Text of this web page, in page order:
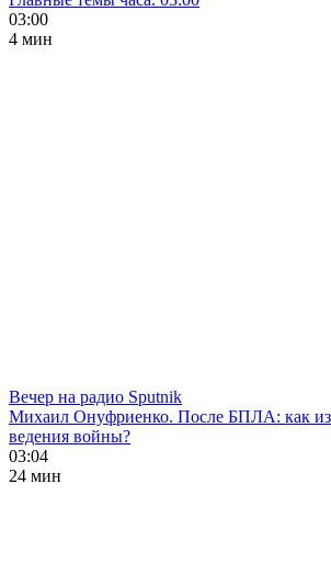
03:00
4 мин
Вечер на радио Sputnik
Михаил Онуфриенко. После БПЛА: как
ведения войны?
03:04
24 мин